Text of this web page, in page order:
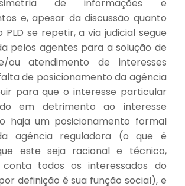
de informações e
e, apesar da discussão quanto
PLD se repetir, a via judicial segue
pelos agentes para a solução de
ou atendimento de interesses
de posicionamento da agência
para que o interesse particular
em detrimento ao interesse
haja um posicionamento formal
agência reguladora (o que é
este seja racional e técnico,
todos os interessados do
definição é sua função social), e